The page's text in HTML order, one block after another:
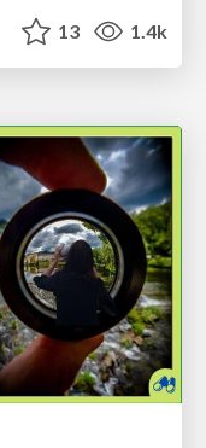
13 1.4k